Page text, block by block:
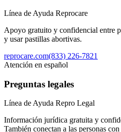
Línea de Ayuda Reprocare
Apoyo gratuito y confidencial entre
y usar pastillas abortivas.
reprocare.com(833) 226-7821
Atención en español
Preguntas legales
Línea de Ayuda Repro Legal
Información jurídica gratuita y
También conectan a las personas